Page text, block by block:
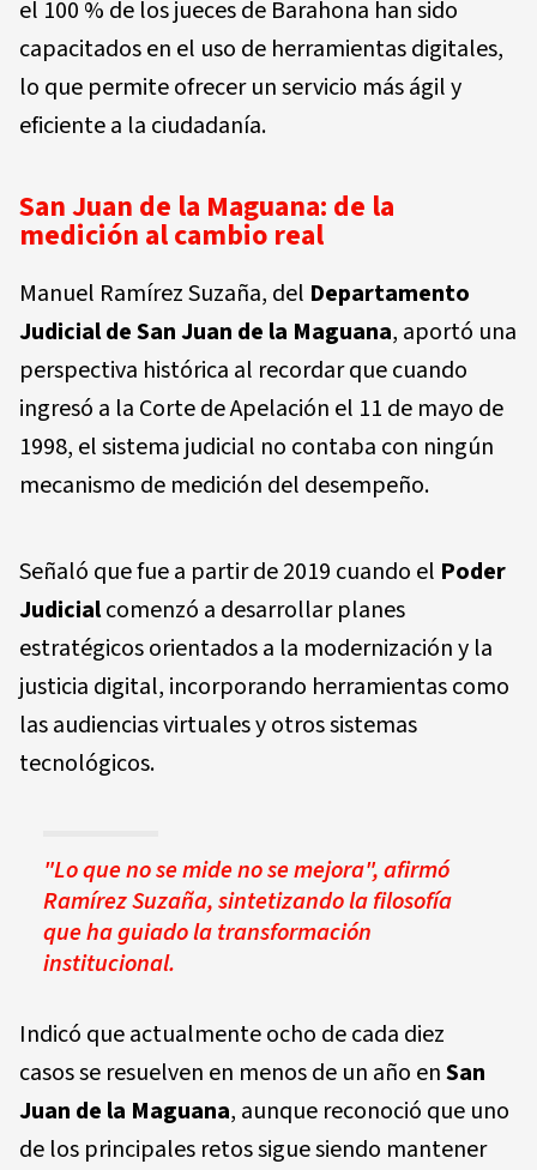
el 100 % de los juecesde Barahona han sido
capacitados en el uso de herramientas digitales,
lo que permite ofrecer un servicio más ágil y
eficiente a la ciudadanía.
San Juan de la Maguana: de la
medición al cambio real
Manuel Ramírez Suzaña, del Departamento
Judicial de San Juan de la Maguana, aportó una
perspectiva histórica al recordar que cuando
ingresó a la Corte de Apelación el 11 de mayo de
1998, el sistema judicial no contaba con ningún
mecanismo de medición del desempeño.
Señaló que fue a partir de2019 cuando el Poder
Judicialcomenzó a desarrollar planes
estratégicos orientados a la modernización y la
justicia digital, incorporando herramientas como
las audiencias virtuales y otros sistemas
tecnológicos.
"Lo que no se mide no se mejora", afirmó
Ramírez Suzaña, sintetizando la filosofía
que ha guiado la transformación
institucional.
Indicó que actualmenteocho de cada diez
casosse resuelven en menos de un año enSan
Juan de la Maguana, aunque reconoció que uno
de los principales retos sigue siendo mantener